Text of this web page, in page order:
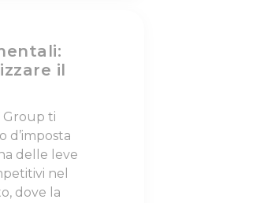
il
Group ti
d’imposta
delle leve
nel
dove la